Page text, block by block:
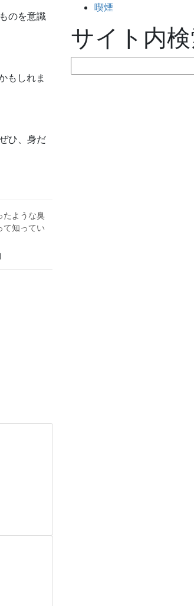
のを意識
もしれま
ひ、身だ
たような臭
て知ってい
喫煙
サイト内
索: